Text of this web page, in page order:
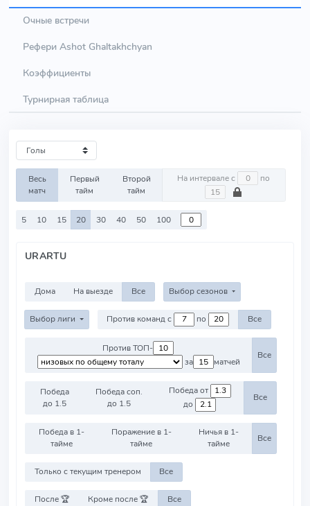
Очные встречи
Рефери Ashot Ghaltakhchyan
Коэффициенты
Турнирная таблица
Весь
матч
Первый
тайм
Второй
тайм
На интервале с по
5 10 15 20 30 40 50 100
URARTU
Дома На выезде Все Выбор сезонов
Выбор лиги Против команд с по Все
Против ТОП-
за
матчей
Все
Победа
до 1.5
Победа соп.
до 1.5
Победа от
до
Все
Победа в 1-
тайме
Поражение в 1-
тайме
Ничья в 1-
тайме
Все
Только с текущим тренером Все
После 🏆 Кроме после 🏆 Все